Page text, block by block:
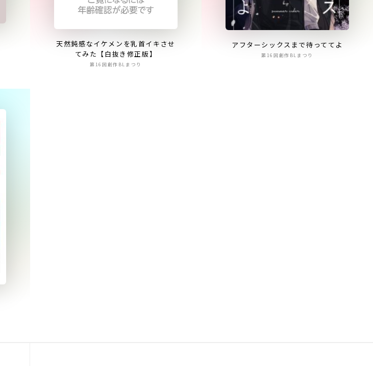
天然鈍感なイケメンを乳首イキさせ
てみた【白抜き修正版】
第16回創作BLまつり
アフターシックスまで待っててよ
第16回創作BLまつり